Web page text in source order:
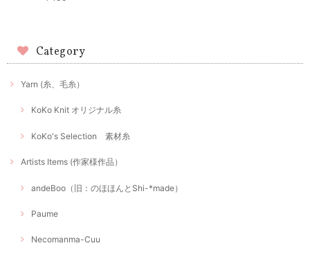
Category
Yarn (糸、毛糸）
KoKo Knit オリジナル糸
KoKo's Selection 素材糸
Artists Items (作家様作品）
andeBoo（旧：のほほんとShi-*made）
Paume
Necomanma-Cuu